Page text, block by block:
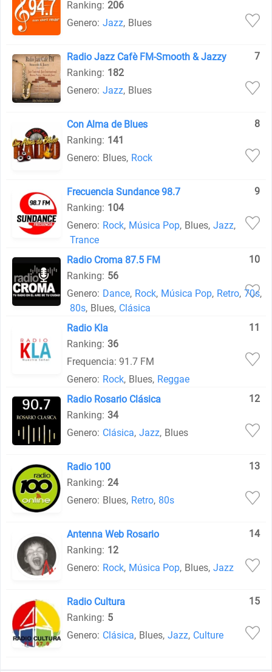
Ranking: 206
Genero: Jazz, Blues
Radio Jazz Cafè FM-Smooth & Jazzy
7
Ranking: 182
Genero: Jazz, Blues
Con Alma de Blues
8
Ranking: 141
Genero: Blues, Rock
Frecuencia Sundance 98.7
9
Ranking: 104
Genero: Rock, Música Pop, Blues, Jazz,
Trance
Radio Croma 87.5 FM
10
Ranking: 56
Genero: Dance, Rock, Música Pop, Retro, 70s,
80s, Blues, Clásica
Radio Kla
11
Ranking: 36
Frequencia: 91.7 FM
Genero: Rock, Blues, Reggae
Radio Rosario Clásica
12
Ranking: 34
Genero: Clásica, Jazz, Blues
Radio 100
13
Ranking: 24
Genero: Blues, Retro, 80s
Antenna Web Rosario
14
Ranking: 12
Genero: Rock, Música Pop, Blues, Jazz
Radio Cultura
15
Ranking: 5
Genero: Clásica, Blues, Jazz, Culture